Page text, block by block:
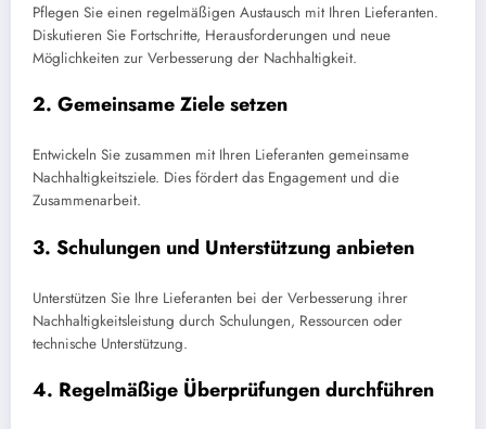
Pflegen Sie einen regelmäßigen Austausch mit Ihren Lieferanten.
Diskutieren Sie Fortschritte, Herausforderungen und neue
Möglichkeiten zur Verbesserung der Nachhaltigkeit.
2. Gemeinsame Ziele setzen
Entwickeln Sie zusammen mit Ihren Lieferanten gemeinsame
Nachhaltigkeitsziele. Dies fördert das Engagement und die
Zusammenarbeit.
3. Schulungen und Unterstützung anbieten
Unterstützen Sie Ihre Lieferanten bei der Verbesserung ihrer
Nachhaltigkeitsleistung durch Schulungen, Ressourcen oder
technische Unterstützung.
4. Regelmäßige Überprüfungen durchführen